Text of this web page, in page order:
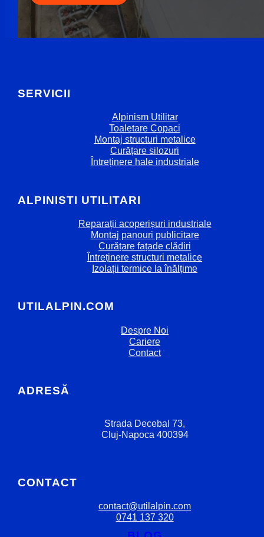
SERVICII
Alpinism Utilitar
Toaletare Copaci
Montaj structuri metalice
Curățare silozuri
Întreținere hale industriale
ALPINISTI UTILITARI
Reparații acoperișuri industriale
Montaj panouri publicitare
Curățare fațade clădiri
Întreținere structuri metalice
Izolații termice la înălțime
UTILALPIN.COM
Despre Noi
Cariere
Contact
ADRESĂ
Strada Decebal 73,
Cluj-Napoca 400394
CONTACT
contact@utilalpin.com
0741 137 320